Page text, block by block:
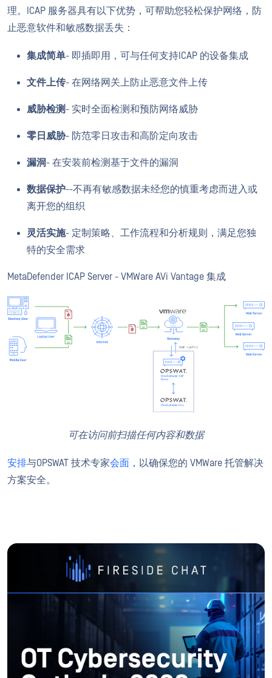
理。ICAP 服务器具有以下优势，可帮助您轻松保护网络，防
止恶意软件和敏感数据丢失：
集成简单- 即插即用，可与任何支持ICAP 的设备集成
文件上传- 在网络网关上防止恶意文件上传
威胁检测- 实时全面检测和预防网络威胁
零日威胁- 防范零日攻击和高阶定向攻击
漏洞- 在安装前检测基于文件的漏洞
数据保护--不再有敏感数据未经您的慎重考虑而进入或
离开您的组织
灵活实施- 定制策略、工作流程和分析规则，满足您独
特的安全需求
MetaDefender ICAP Server - VMWare AVi Vantage 集成
可在访问前扫描任何内容和数据
安排与OPSWAT 技术专家会面 ，以确保您的 VMWare 托管解决
方案安全。